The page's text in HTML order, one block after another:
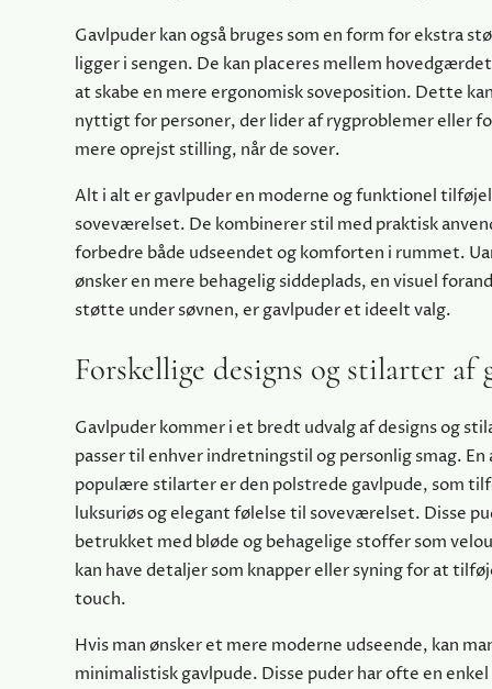
Gavlpuder kan også bruges som en form for ekstra
ligger i sengen. De kan placeres mellem
at skabe en mere ergonomisk soveposition. Dette
nyttigt for personer, der lider af rygproblemer eller
mere oprejst stilling, når de sover.
Alt i alt er gavlpuder en moderne og funktionel
soveværelset. De kombinerer stil med praktisk
forbedre både udseendet og komforten i rummet.
ønsker en mere behagelig siddeplads, en visuel
støtte under søvnen, er gavlpuder et ideelt valg.
Forskellige designs og stilarter af
Gavlpuder kommer i et bredt udvalg af designs og
passer til enhver indretningstil og personlig smag. En
populære stilarter er den polstrede gavlpude, som
luksuriøs og elegant følelse til soveværelset. Disse
betrukket med bløde og behagelige stoffer som
kan have detaljer som knapper eller syning for at
touch.
Hvis man ønsker et mere moderne udseende, kan
minimalistisk gavlpude. Disse puder har ofte en